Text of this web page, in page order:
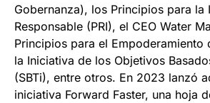
Gobernanza), los Principios para la
Responsable (PRI), el CEO Water
Principios para el Empoderamiento
la Iniciativa de los Objetivos
(SBTi), entre otros. En 2023 lanzó
iniciativa Forward Faster, una hoja